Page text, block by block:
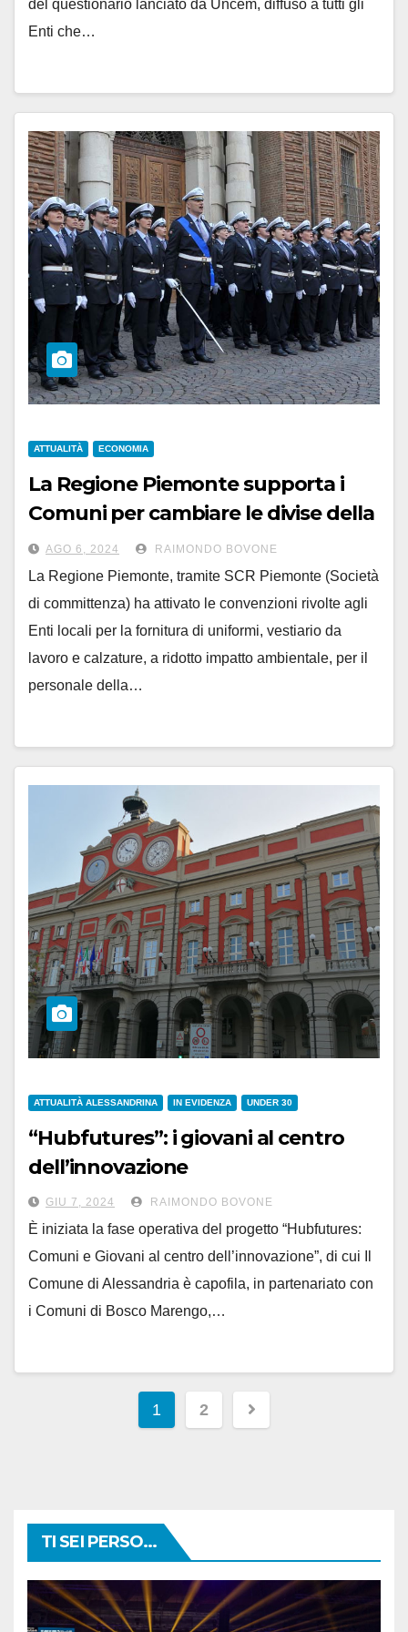
del questionario lanciato da Uncem, diffuso a tutti gli
Enti che…
ATTUALITÀ ECONOMIA
La Regione Piemonte supporta i
Comuni per cambiare le divise della
Polizia Locale
AGO 6, 2024 RAIMONDO BOVONE
La Regione Piemonte, tramite SCR Piemonte (Società
di committenza) ha attivato le convenzioni rivolte agli
Enti locali per la fornitura di uniformi, vestiario da
lavoro e calzature, a ridotto impatto ambientale, per il
personale della…
ATTUALITÀ ALESSANDRINA IN EVIDENZA UNDER 30
“Hubfutures”: i giovani al centro
dell’innovazione
GIU 7, 2024 RAIMONDO BOVONE
È iniziata la fase operativa del progetto “Hubfutures:
Comuni e Giovani al centro dell’innovazione”, di cui Il
Comune di Alessandria è capofila, in partenariato con
i Comuni di Bosco Marengo,…
Paginazione
1 2
TI SEI PERSO...